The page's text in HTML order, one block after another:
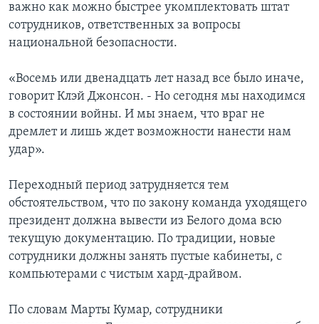
важно как можно быстрее укомплектовать штат
сотрудников, ответственных за вопросы
национальной безопасности.
«Восемь или двенадцать лет назад все было иначе,
говорит Клэй Джонсон. - Но сегодня мы находимся
в состоянии войны. И мы знаем, что враг не
дремлет и лишь ждет возможности нанести нам
удар».
Переходный период затрудняется тем
обстоятельством, что по закону команда уходящего
президент должна вывести из Белого дома всю
текущую документацию. По традиции, новые
сотрудники должны занять пустые кабинеты, с
компьютерами с чистым хард-драйвом.
По словам Марты Кумар, сотрудники